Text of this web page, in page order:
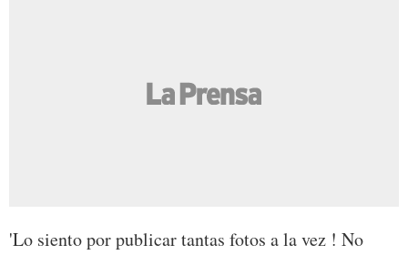
'Lo siento por publicar tantas fotos a la vez ! No